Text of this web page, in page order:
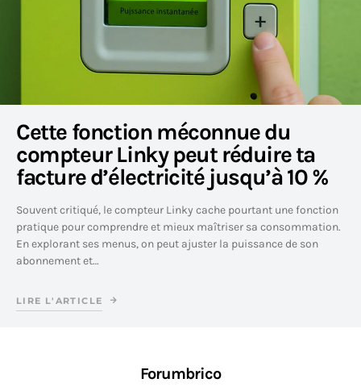
Cette fonction méconnue du
compteur Linky peut réduire ta
facture d’électricité jusqu’à 10 %
Souvent critiqué, le compteur Linky cache pourtant une fonction
pratique pour comprendre et mieux maîtriser sa consommation.
En explorant ses menus, on peut ajuster la puissance de son
abonnement et…
LIRE L'ARTICLE
Forumbrico